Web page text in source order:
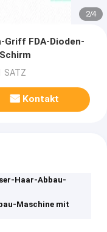
2/4
Griff FDA-Dioden-
SATZ
Kontakt
Haar-Abbau-
Maschine mit